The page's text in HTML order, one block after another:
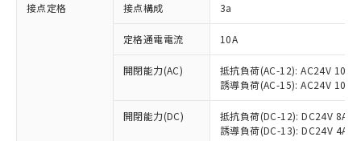
接点定格 接点構成 3a
定格通電電流 10A
開閉能力(AC)
抵抗負荷(AC-12): AC24V 10A/
誘導負荷(AC-15): AC24V
開閉能力(DC)
抵抗負荷(DC-12): DC24V 8A/
誘導負荷(DC-13): DC24V 4A/
ご利用条件
対応済み：EU RoHS指令（10物質）の
非含有に対応した製品が提供可能な商品で
有に対応した製品に切り替える予定のある